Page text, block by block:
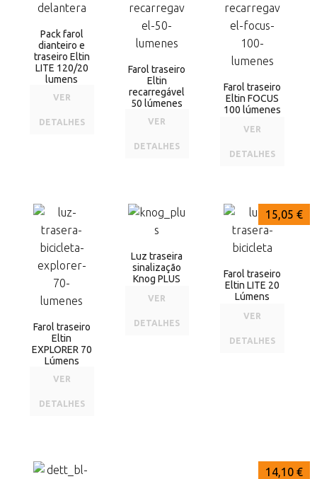
Pack farol
dianteiro e
traseiro Eltin
LITE 120/20
lumens
VER
DETALHES
Farol traseiro
Eltin
recarregável
50 lúmenes
VER
DETALHES
Farol traseiro
Eltin FOCUS
100 lúmenes
VER
DETALHES
17,25 €
Farol traseiro
Eltin
EXPLORER 70
Lúmens
VER
DETALHES
13,00 €
Luz traseira
sinalização
Knog PLUS
VER
DETALHES
15,05 €
Farol traseiro
Eltin LITE 20
Lúmens
VER
DETALHES
14,10 €